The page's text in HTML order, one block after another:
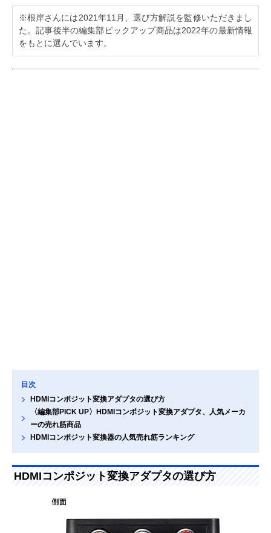
※根岸さんには2021年11月、選び方解説を監修いただきまし
た。記事後半の編集部ピックアップ商品は2022年の最新情報
をもとに選んでいます。
目次
HDMIコンポジット変換アダプタの選び方
〈編集部PICK UP〉HDMIコンポジット変換アダプタ、人気メーカ
ーの売れ筋商品
HDMIコンポジット変換器の人気売れ筋ランキング
HDMIコンポジット変換アダプタの選び方